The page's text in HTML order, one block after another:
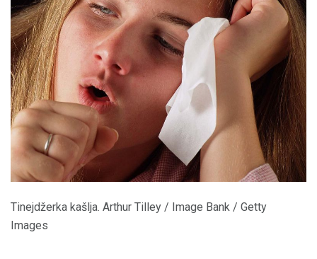
Tinejdžerka kašlja. Arthur Tilley / Image Bank / Getty
Images